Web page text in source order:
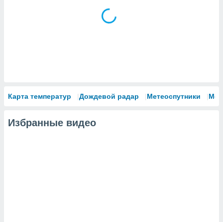
Карта температур Дождевой радар Метеоспутники
Избранные видео